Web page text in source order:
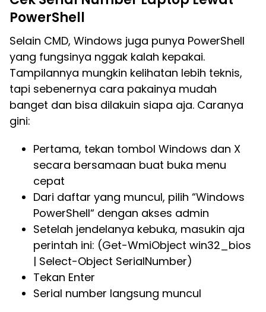
PowerShell
Selain CMD, Windows juga punya PowerShell
yang fungsinya nggak kalah kepakai.
Tampilannya mungkin kelihatan lebih teknis,
tapi sebenernya cara pakainya mudah
banget dan bisa dilakuin siapa aja. Caranya
gini:
Pertama, tekan tombol Windows dan X
secara bersamaan buat buka menu
cepat
Dari daftar yang muncul, pilih “Windows
PowerShell“ dengan akses admin
Setelah jendelanya kebuka, masukin aja
perintah ini: (Get-WmiObject win32_bios
| Select-Object SerialNumber)
Tekan Enter
Serial number langsung muncul